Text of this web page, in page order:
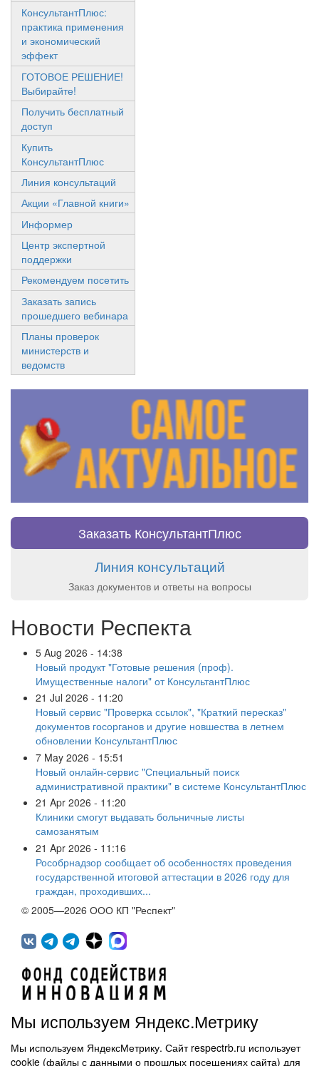
КонсультантПлюс:
практика применения
и экономический
эффект
ГОТОВОЕ РЕШЕНИЕ!
Выбирайте!
Получить бесплатный
доступ
Купить
КонсультантПлюс
Линия консультаций
Акции «Главной книги»
Информер
Центр экспертной
поддержки
Рекомендуем посетить
Заказать запись
прошедшего вебинара
Планы проверок
министерств и
ведомств
Заказать КонсультантПлюс
Линия консультаций
Заказ документов и ответы на вопросы
Новости Респекта
5 Aug 2026 - 14:38
Новый продукт "Готовые решения (проф).
Имущественные налоги" от КонсультантПлюс
21 Jul 2026 - 11:20
Новый сервис "Проверка ссылок", "Краткий пересказ"
документов госорганов и другие новшества в летнем
обновлении КонсультантПлюс
7 May 2026 - 15:51
Новый онлайн-сервис "Специальный поиск
административной практики" в системе КонсультантПлюс
21 Apr 2026 - 11:20
Клиники смогут выдавать больничные листы
самозанятым
21 Apr 2026 - 11:16
Рособрнадзор сообщает об особенностях проведения
государственной итоговой аттестации в 2026 году для
граждан, проходивших...
© 2005—2026 ООО КП "Респект"
450071, г.Уфа, ул. 50 лет СССР, д.48 корп.1, офис 307
Мы используем Яндекс.Метрику
Мы используем ЯндексМетрику. Сайт respectrb.ru использует
cookie (файлы с данными о прошлых посещениях сайта) для